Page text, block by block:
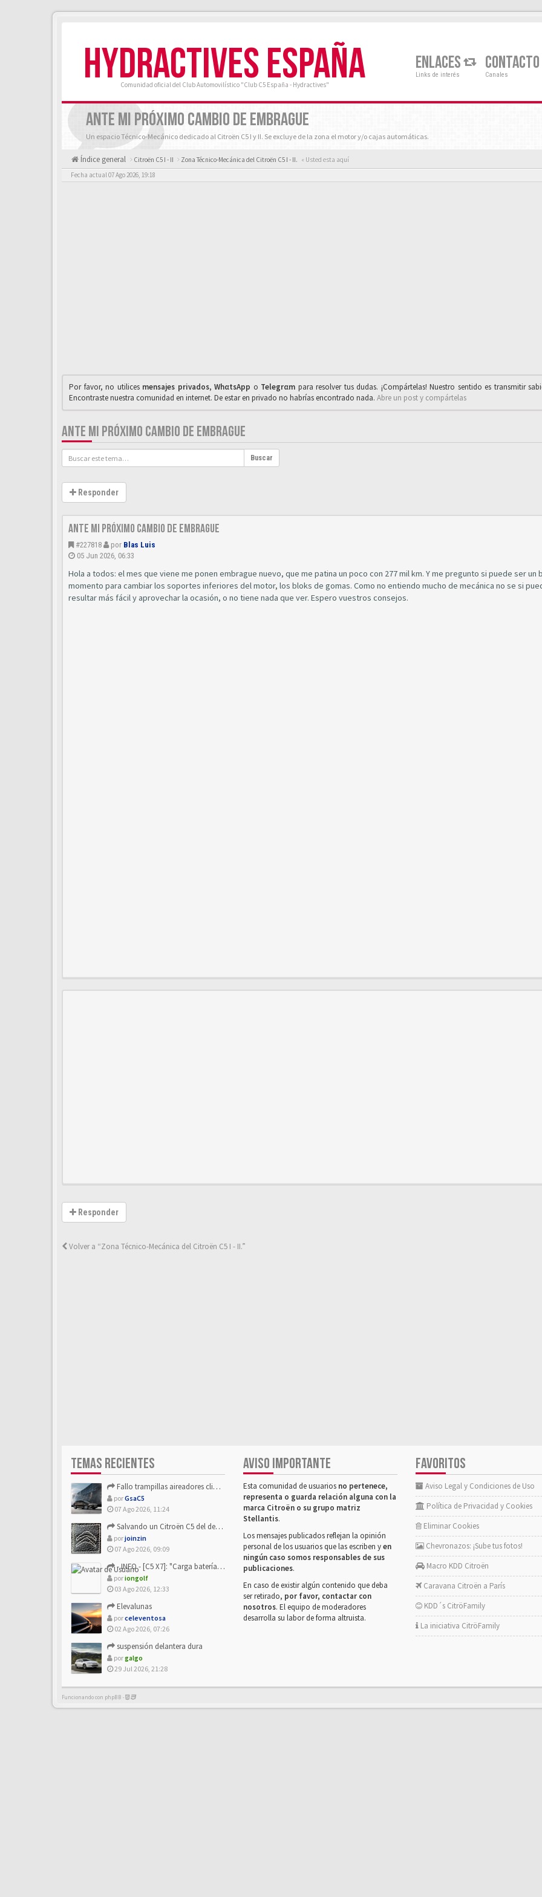
HYDRACTIVES ESPAÑA
Comunidad oficial del Club Automovilístico "Club C5 España - Hydractives"
ENLACES
Links de interés
CONTACTO
Canales
ANTE MI PRÓXIMO CAMBIO DE EMBRAGUE
Un espacio Técnico-Mecánico dedicado al Citroën C5 I y II. Se excluye de la zona el motor y/o cajas automáticas.
Índice general Citroën C5 I - II Zona Técnico-Mecánica del Citroën C5 I - II. « Usted esta aquí
Fecha actual 07 Ago 2026, 19:18
Por favor, no utilices mensajes privados,WhαtsApp o Telegrαm para resolver tus dudas. ¡Compártelas! Nuestro sentido es transmitir
Encontraste nuestra comunidad en internet. De estar en privado no habrías encontrado nada. Abre un post y compártelas
ANTE MI PRÓXIMO CAMBIO DE EMBRAGUE
Buscar
Responder
Ante mi próximo cambio de embrague
#227818 por Blas Luis
05 Jun 2026, 06:33
Hola a todos: el mes que viene me ponen embrague nuevo, que me patina un poco con 277 mil km. Y me pregunto si puede ser un
momento para cambiar los soportes inferiores del motor, los bloks de gomas. Como no entiendo mucho de mecánica no se si
resultar más fácil y aprovechar la ocasión, o no tiene nada que ver. Espero vuestros consejos.
Responder
Volver a “Zona Técnico-Mecánica del Citroën C5 I - II.”
TEMAS RECIENTES
Fallo trampillas aireadores climatizador
porGsaC5
07 Ago 2026, 11:24
Salvando un Citroën C5 del desguace: Presentación y seguimiento
porjoinzin
07 Ago 2026, 09:09
- INFO - [C5 X7]: "Carga batería o alimentación eléctri...
poriongolf
03 Ago 2026, 12:33
Elevalunas
porceleventosa
02 Ago 2026, 07:26
suspensión delantera dura
porgalgo
29 Jul 2026, 21:28
AVISO IMPORTANTE
Esta comunidad de usuarios no pertenece,
representa o guarda relación alguna con la
marca Citroën o su grupo matriz
Stellantis.
Los mensajes publicados reflejan la opinión
personal de los usuarios que las escriben yen
ningún caso somos responsables de sus
publicaciones.
En caso de existir algún contenido que deba
ser retirado, por favor, contactar con
nosotros. El equipo de moderadores
desarrolla su labor de forma altruista.
FAVORITOS
Aviso Legal y Condiciones de Uso
Política de Privacidad y Cookies
Eliminar Cookies
Chevronazos: ¡Sube tus fotos!
Macro KDD Citroën
Caravana Citroën a París
KDD´s CitröFamily
La iniciativa CitröFamily
Funcionando con phpBB -